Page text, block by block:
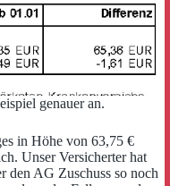
genauer an.
in Höhe von 63,75 €
Unser Versicherter hat
den AG Zuschuss so noch